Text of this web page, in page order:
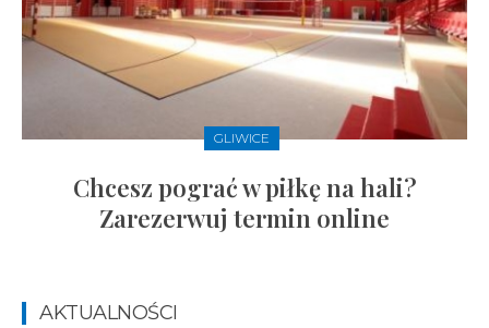
GLIWICE
Chcesz pograć w piłkę na hali?
Zarezerwuj termin online
AKTUALNOŚCI